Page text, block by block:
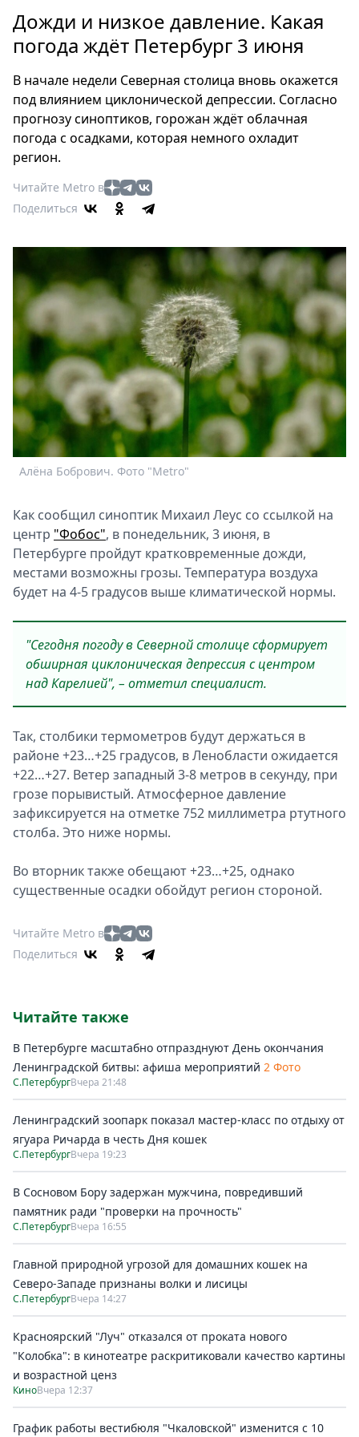
Россия
Мир
Еда
Туризм
Мода
Кино
Афиша
Выставки
релизы
О
Metro
Стримы
Спецпроекты
Звезды
Выборы
2026
Скачай
Metro
Дожди и низкое давление. Какая
погода ждёт Петербург 3 июня
В начале недели Северная столица вновь окажется
под влиянием циклонической депрессии. Согласно
прогнозу синоптиков, горожан ждёт облачная
погода с осадками, которая немного охладит
регион.
Читайте Metro в
Поделиться
Алёна Бобрович. Фото "Metro"
Как сообщил синоптик Михаил Леус со ссылкой на
центр "Фобос", в понедельник, 3 июня, в
Петербурге пройдут кратковременные дожди,
местами возможны грозы. Температура воздуха
будет на 4-5 градусов выше климатической нормы.
"Сегодня погоду в Северной столице сформирует
обширная циклоническая депрессия с центром
над Карелией", – отметил специалист.
Так, столбики термометров будут держаться в
районе +23…+25 градусов, в Ленобласти ожидается
+22…+27. Ветер западный 3-8 метров в секунду, при
грозе порывистый. Атмосферное давление
зафиксируется на отметке 752 миллиметра ртутного
столба. Это ниже нормы.
Во вторник также обещают +23…+25, однако
существенные осадки обойдут регион стороной.
Читайте Metro в
Поделиться
Читайте также
В Петербурге масштабно отпразднуют День окончания
Ленинградской битвы: афиша мероприятий 2 Фото
С.ПетербургВчера 21:48
Ленинградский зоопарк показал мастер-класс по отдыху от
ягуара Ричарда в честь Дня кошек
С.ПетербургВчера 19:23
В Сосновом Бору задержан мужчина, повредивший
памятник ради "проверки на прочность"
С.ПетербургВчера 16:55
Главной природной угрозой для домашних кошек на
Северо-Западе признаны волки и лисицы
С.ПетербургВчера 14:27
Красноярский "Луч" отказался от проката нового
"Колобка": в кинотеатре раскритиковали качество картины
и возрастной ценз
КиноВчера 12:37
График работы вестибюля "Чкаловской" изменится с 10